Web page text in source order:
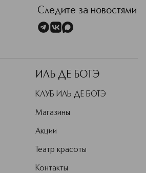
Следите за новостями
ИЛЬ ДЕ БОТЭ
КЛУБ ИЛЬ ДЕ БОТЭ
Магазины
Акции
Театр красоты
Контакты